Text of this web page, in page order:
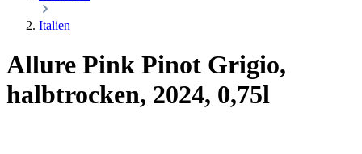
Italien
Allure Pink Pinot Grigio,
halbtrocken, 2024, 0,75l